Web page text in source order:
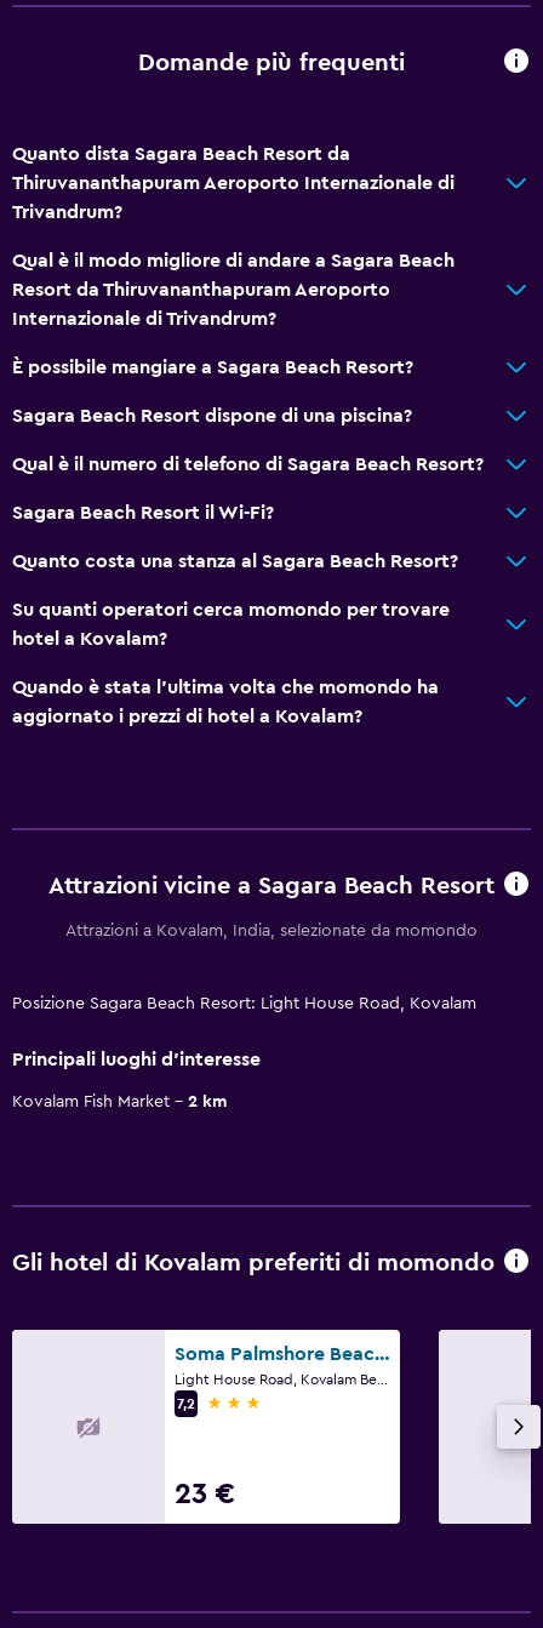
Domande più frequenti
Quanto dista Sagara Beach Resort da
Thiruvananthapuram Aeroporto Internazionale di
Trivandrum?
Qual è il modo migliore di andare a Sagara Beach
Resort da Thiruvananthapuram Aeroporto
Internazionale di Trivandrum?
È possibile mangiare a Sagara Beach Resort?
Sagara Beach Resort dispone di una piscina?
Qual è il numero di telefono di Sagara Beach Resort?
Sagara Beach Resort il Wi-Fi?
Quanto costa una stanza al Sagara Beach Resort?
Su quanti operatori cerca momondo per trovare
hotel a Kovalam?
Quando è stata l'ultima volta che momondo ha
aggiornato i prezzi di hotel a Kovalam?
Attrazioni vicine a Sagara Beach Resort
Attrazioni a Kovalam, India, selezionate da momondo
Posizione Sagara Beach Resort: Light House Road, Kovalam
Principali luoghi d'interesse
Kovalam Fish Market 2 km
Gli hotel di Kovalam preferiti di momondo
Soma Palmshore Beach Resort
7,2
3 stelle
23 €